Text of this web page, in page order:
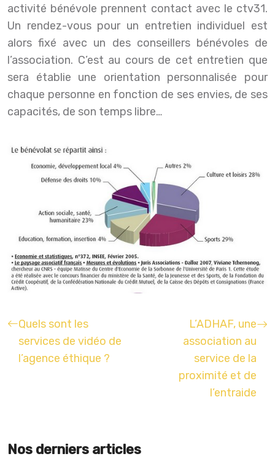
activité bénévole prennent contact avec le ctv31.
Un rendez-vous pour un entretien individuel est
alors fixé avec un des conseillers bénévoles de
l’association. C’est au cours de cet entretien que
sera établie une orientation personnalisée pour
chaque personne en fonction de ses envies, de ses
capacités, de son temps libre…
Quels sont les
services de vidéo de
l’agence éthique ?
L’ADHAF, une
association au
service de la
proximité et de
l’entraide
Nos derniers articles